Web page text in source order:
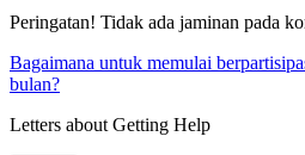
Peringatan! Tidak ada jaminan pada
Bagaimana untuk memulai
bulan?
Letters about Getting Help